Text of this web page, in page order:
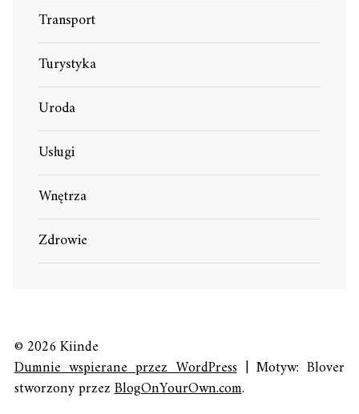
Transport
Turystyka
Uroda
Usługi
Wnętrza
Zdrowie
© 2026 Kiinde
Dumnie wspierane przez WordPress|Motyw: Blover
stworzony przezBlogOnYourOwn.com.